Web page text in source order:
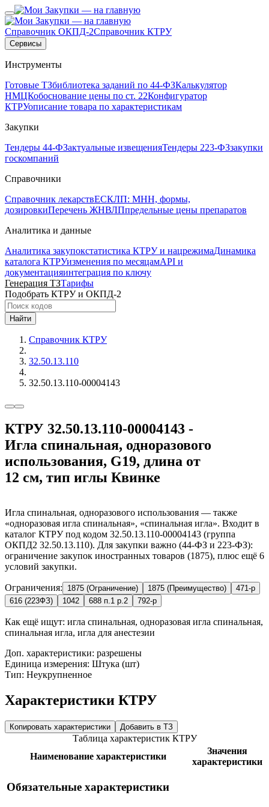
Справочник ОКПД-2Справочник КТРУ
Сервисы
Инструменты
Готовые ТЗбиблиотека заданий по 44-ФЗКалькулятор
НМЦКобоснование цены по ст. 22Конфигуратор
КТРУописание товара по характеристикам
Закупки
Тендеры 44-ФЗактуальные извещенияТендеры 223-ФЗзакупки
госкомпаний
Справочники
Справочник лекарствЕСКЛП: МНН, формы,
дозировкиПеречень ЖНВЛПпредельные цены препаратов
Аналитика и данные
Аналитика закупокстатистика КТРУ и нацрежимаДинамика
каталога КТРУизменения по месяцамAPI и
документацияинтеграция по ключу
Генерация ТЗТарифы
Подобрать КТРУ и ОКПД-2
Найти
Справочник КТРУ
32.50.13.110
32.50.13.110-00004143
КТРУ 32.50.13.110-00004143 -
Игла спинальная, одноразового
использования, G19, длина от
12 см, тип иглы Квинке
Игла спинальная, одноразового использования — также
«одноразовая игла спинальная», «спинальная игла». Входит в
каталог КТРУ под кодом 32.50.13.110-00004143 (группа
ОКПД2 32.50.13.110). Для закупки важно (44-ФЗ и 223-ФЗ):
ограничение закупок иностранных товаров (1875), плюс ещё 6
условий закупки.
Ограничения: 1875 (Ограничение) 1875 (Преимущество)
471-р
616 (223ФЗ)
1042 688 п.1 р.2 792-р
Как ещё ищут: игла спинальная, одноразовая игла спинальная,
спинальная игла, игла для анестезии
Доп. характеристики: разрешены
Единица измерения: Штука (шт)
Тип: Неукрупненное
Характеристики КТРУ
Копировать характеристики Добавить в ТЗ
Таблица характеристик КТРУ
Наименование характеристики
Значения
характеристики
Обязательные характеристики